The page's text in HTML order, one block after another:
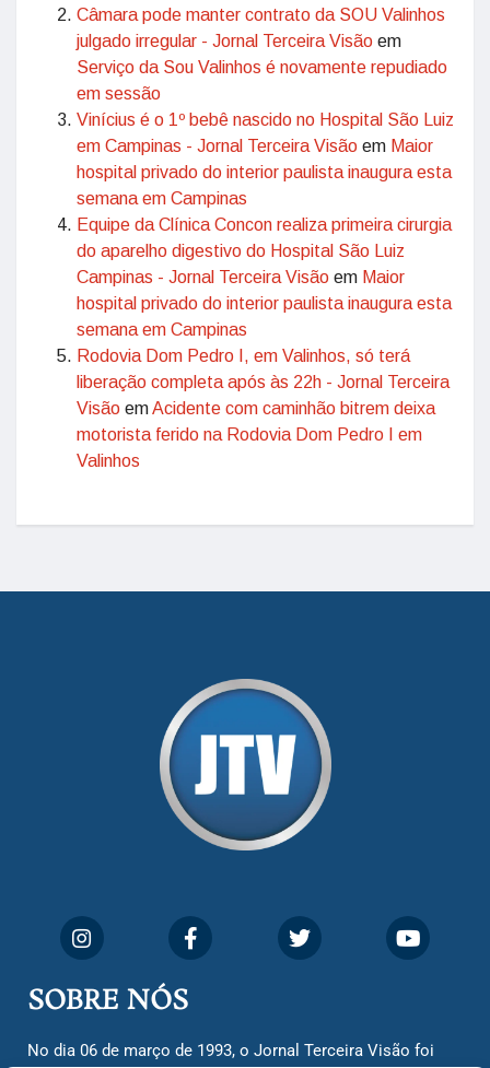
Câmara pode manter contrato da SOU Valinhos
julgado irregular - Jornal Terceira Visão em
Serviço da Sou Valinhos é novamente repudiado
em sessão
Vinícius é o 1º bebê nascido no Hospital São Luiz
em Campinas - Jornal Terceira Visão em Maior
hospital privado do interior paulista inaugura esta
semana em Campinas
Equipe da Clínica Concon realiza primeira cirurgia
do aparelho digestivo do Hospital São Luiz
Campinas - Jornal Terceira Visão em Maior
hospital privado do interior paulista inaugura esta
semana em Campinas
Rodovia Dom Pedro I, em Valinhos, só terá
liberação completa após às 22h - Jornal Terceira
Visão emAcidente com caminhão bitrem deixa
motorista ferido na Rodovia Dom Pedro I em
Valinhos
SOBRE NÓS
No dia 06 de março de 1993, o Jornal Terceira Visão foi